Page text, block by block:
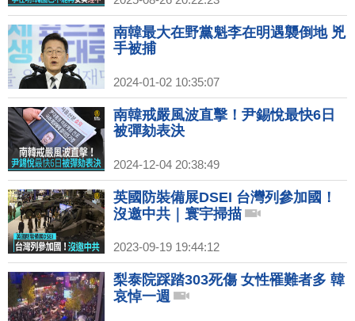
南韓最大在野黨魁李在明遇襲倒地 兇
手被捕
2024-01-02 10:35:07
南韓戒嚴風波直擊！尹錫悅最快6日
被彈劾表決
2024-12-04 20:38:49
英國防裝備展DSEI 台灣列參加國！
沒邀中共｜寰宇掃描
2023-09-19 19:44:12
梨泰院踩踏303死傷 女性罹難者多 韓
哀悼一週